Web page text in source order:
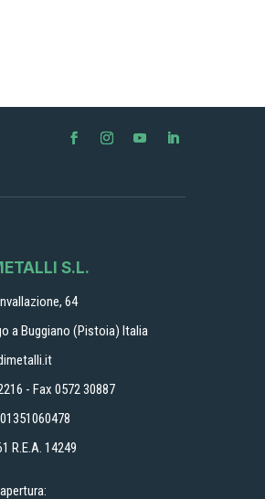
S.L.
64
a Buggiano (Pistoia) Italia
- Fax 0572 30887
R.E.A. 14249